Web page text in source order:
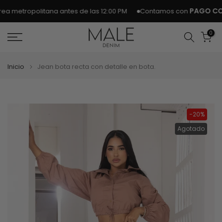
Ir
al
contenido
antes de las 12:00 PM Contamos conPAGO
0
Inicio Jean bota recta con detalle en bota.
-20%
Agotado